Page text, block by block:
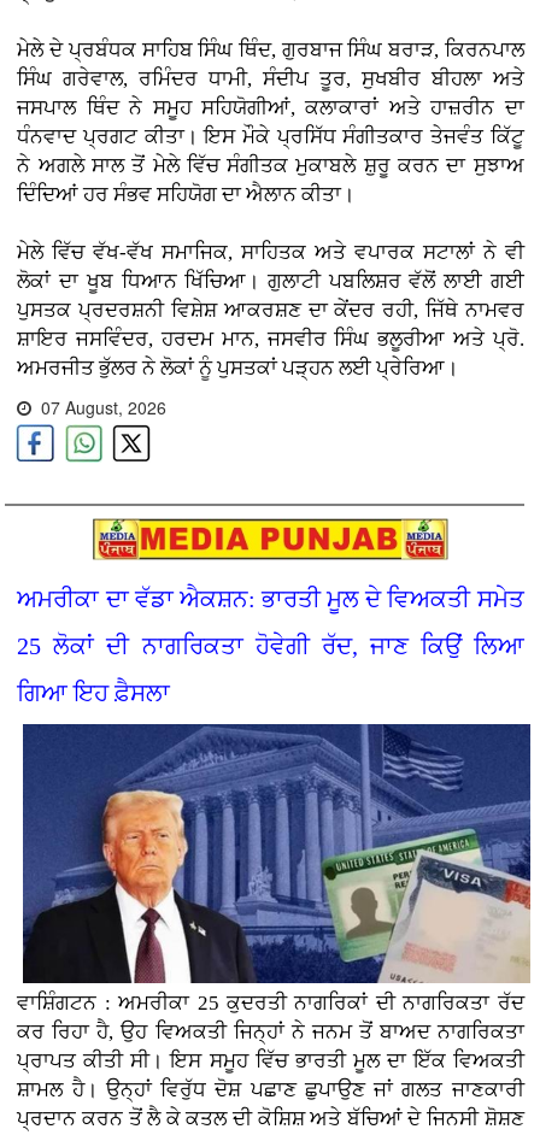
ਮੇਲੇ ਦੇ ਪ੍ਰਬੰਧਕ ਸਾਹਿਬ ਸਿੰਘ ਥਿੰਦ, ਗੁਰਬਾਜ ਸਿੰਘ ਬਰਾੜ, ਕਿਰਨਪਾਲ
ਸਿੰਘ ਗਰੇਵਾਲ, ਰਮਿੰਦਰ ਧਾਮੀ, ਸੰਦੀਪ ਤੂਰ, ਸੁਖਬੀਰ ਬੀਹਲਾ ਅਤੇ
ਜਸਪਾਲ ਥਿੰਦ ਨੇ ਸਮੂਹ ਸਹਿਯੋਗੀਆਂ, ਕਲਾਕਾਰਾਂ ਅਤੇ ਹਾਜ਼ਰੀਨ ਦਾ
ਧੰਨਵਾਦ ਪ੍ਰਗਟ ਕੀਤਾ। ਇਸ ਮੌਕੇ ਪ੍ਰਸਿੱਧ ਸੰਗੀਤਕਾਰ ਤੇਜਵੰਤ ਕਿੱਟੂ
ਨੇ ਅਗਲੇ ਸਾਲ ਤੋਂ ਮੇਲੇ ਵਿੱਚ ਸੰਗੀਤਕ ਮੁਕਾਬਲੇ ਸ਼ੁਰੂ ਕਰਨ ਦਾ ਸੁਝਾਅ
ਦਿੰਦਿਆਂ ਹਰ ਸੰਭਵ ਸਹਿਯੋਗ ਦਾ ਐਲਾਨ ਕੀਤਾ।
ਮੇਲੇ ਵਿੱਚ ਵੱਖ-ਵੱਖ ਸਮਾਜਿਕ, ਸਾਹਿਤਕ ਅਤੇ ਵਪਾਰਕ ਸਟਾਲਾਂ ਨੇ ਵੀ
ਲੋਕਾਂ ਦਾ ਖੂਬ ਧਿਆਨ ਖਿੱਚਿਆ। ਗੁਲਾਟੀ ਪਬਲਿਸ਼ਰ ਵੱਲੋਂ ਲਾਈ ਗਈ
ਪੁਸਤਕ ਪ੍ਰਦਰਸ਼ਨੀ ਵਿਸ਼ੇਸ਼ ਆਕਰਸ਼ਣ ਦਾ ਕੇਂਦਰ ਰਹੀ, ਜਿੱਥੇ ਨਾਮਵਰ
ਸ਼ਾਇਰ ਜਸਵਿੰਦਰ, ਹਰਦਮ ਮਾਨ, ਜਸਵੀਰ ਸਿੰਘ ਭਲੂਰੀਆ ਅਤੇ ਪ੍ਰੋ.
ਅਮਰਜੀਤ ਭੁੱਲਰ ਨੇ ਲੋਕਾਂ ਨੂੰ ਪੁਸਤਕਾਂ ਪੜ੍ਹਨ ਲਈ ਪ੍ਰੇਰਿਆ।
07 August, 2026
ਅਮਰੀਕਾ ਦਾ ਵੱਡਾ ਐਕਸ਼ਨ: ਭਾਰਤੀ ਮੂਲ ਦੇ ਵਿਅਕਤੀ ਸਮੇਤ
25 ਲੋਕਾਂ ਦੀ ਨਾਗਰਿਕਤਾ ਹੋਵੇਗੀ ਰੱਦ, ਜਾਣ ਕਿਉਂ ਲਿਆ
ਗਿਆ ਇਹ ਫ਼ੈਸਲਾ
ਵਾਸ਼ਿੰਗਟਨ : ਅਮਰੀਕਾ 25 ਕੁਦਰਤੀ ਨਾਗਰਿਕਾਂ ਦੀ ਨਾਗਰਿਕਤਾ ਰੱਦ
ਕਰ ਰਿਹਾ ਹੈ, ਉਹ ਵਿਅਕਤੀ ਜਿਨ੍ਹਾਂ ਨੇ ਜਨਮ ਤੋਂ ਬਾਅਦ ਨਾਗਰਿਕਤਾ
ਪ੍ਰਾਪਤ ਕੀਤੀ ਸੀ। ਇਸ ਸਮੂਹ ਵਿੱਚ ਭਾਰਤੀ ਮੂਲ ਦਾ ਇੱਕ ਵਿਅਕਤੀ
ਸ਼ਾਮਲ ਹੈ। ਉਨ੍ਹਾਂ ਵਿਰੁੱਧ ਦੋਸ਼ ਪਛਾਣ ਛੁਪਾਉਣ ਜਾਂ ਗਲਤ ਜਾਣਕਾਰੀ
ਪ੍ਰਦਾਨ ਕਰਨ ਤੋਂ ਲੈ ਕੇ ਕਤਲ ਦੀ ਕੋਸ਼ਿਸ਼ ਅਤੇ ਬੱਚਿਆਂ ਦੇ ਜਿਨਸੀ ਸ਼ੋਸ਼ਣ